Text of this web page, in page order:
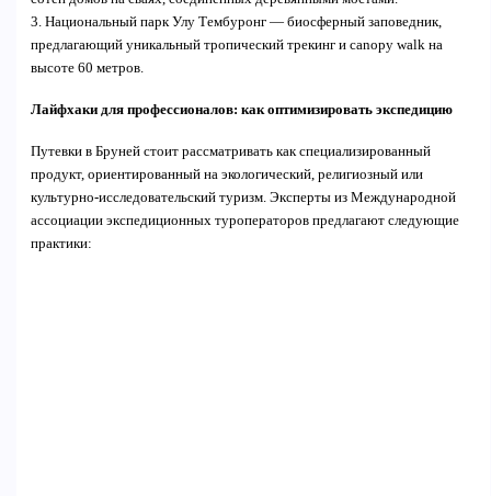
3. Национальный парк Улу Тембуронг — биосферный заповедник,
предлагающий уникальный тропический трекинг и canopy walk на
высоте 60 метров.
Лайфхаки для профессионалов: как оптимизировать экспедицию
Путевки в Бруней стоит рассматривать как специализированный
продукт, ориентированный на экологический, религиозный или
культурно-исследовательский туризм. Эксперты из Международной
ассоциации экспедиционных туроператоров предлагают следующие
практики: